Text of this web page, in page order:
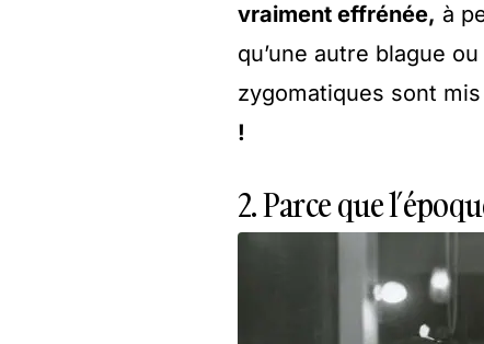
vraiment effrénée, à
qu’une autre blague
zygomatiques sont
!
2. Parce que